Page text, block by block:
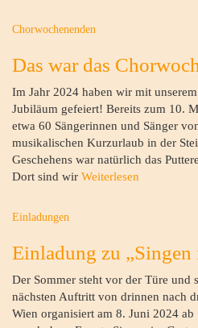
Chorwochenenden
Das war das
Im Jahr 2024 haben wir mit
Jubiläum gefeiert! Bereits zum 10.
etwa 60 Sängerinnen und Sänger
musikalischen Kurzurlaub in der
Geschehens war natürlich das
Dort sind wir Weiterlesen
Einladungen
Einladung zu „Singen
Der Sommer steht vor der Türe und
nächsten Auftritt von drinnen nach
Wien organisiert am 8. Juni 2024